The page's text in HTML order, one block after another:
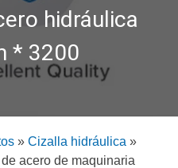
hidráulica
* 3200
» Cizalla hidráulica »
acero de maquinaria